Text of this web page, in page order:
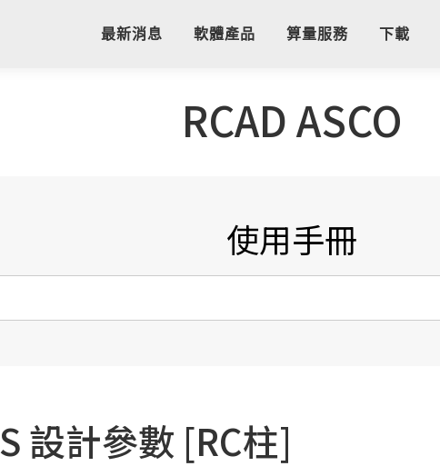
最新消息 軟體產品 算量服務 下載
RCAD ASCO
使用手冊
S 設計參數 [RC柱]